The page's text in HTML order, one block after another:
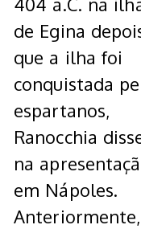
de Egina
que a ilha foi
conquistada
espartanos,
Ranocchia
na
em Nápoles.
Anteriormente,